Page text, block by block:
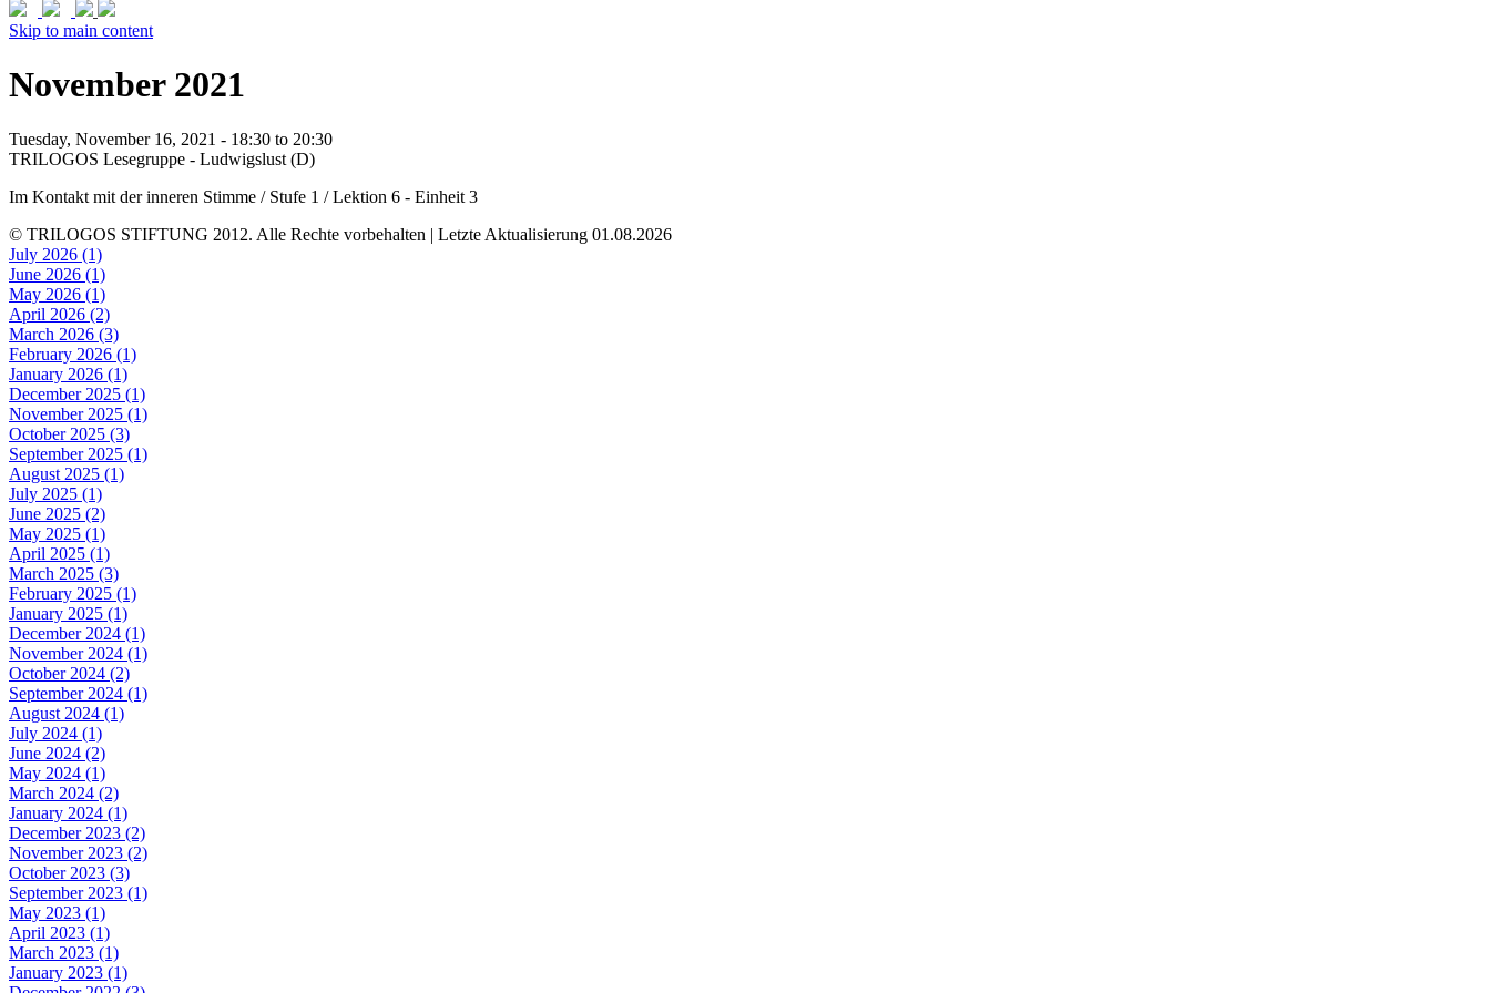
Skip to main content
November 2021
Tuesday, November 16, 2021 - 18:30 to 20:30
TRILOGOS Lesegruppe - Ludwigslust (D)
Im Kontakt mit der inneren Stimme / Stufe 1 / Lektion 6 - Einheit 3
© TRILOGOS STIFTUNG 2012. Alle Rechte vorbehalten | Letzte Aktualisierung 01.08.2026
July 2026 (1)
June 2026 (1)
May 2026 (1)
April 2026 (2)
March 2026 (3)
February 2026 (1)
January 2026 (1)
December 2025 (1)
November 2025 (1)
October 2025 (3)
September 2025 (1)
August 2025 (1)
July 2025 (1)
June 2025 (2)
May 2025 (1)
April 2025 (1)
March 2025 (3)
February 2025 (1)
January 2025 (1)
December 2024 (1)
November 2024 (1)
October 2024 (2)
September 2024 (1)
August 2024 (1)
July 2024 (1)
June 2024 (2)
May 2024 (1)
March 2024 (2)
January 2024 (1)
December 2023 (2)
November 2023 (2)
October 2023 (3)
September 2023 (1)
May 2023 (1)
April 2023 (1)
March 2023 (1)
January 2023 (1)